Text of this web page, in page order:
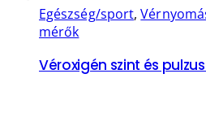
Egészség/sport,
mérők
Véroxigén szint és